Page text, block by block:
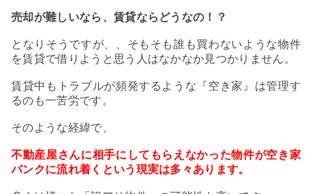
売却が難しいなら、賃貸ならどうなの！？
となりそうですが、、そもそも誰も買わないような物件
を賃貸で借りようと思う人はなかなか見つかりません。
賃貸中もトラブルが頻発するような『空き家』は管理す
るのも一苦労です。
そのような経緯で、
不動産屋さんに相手にしてもらえなかった物件が空き家
バンクに流れ着くという現実は多々あります。